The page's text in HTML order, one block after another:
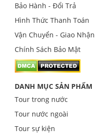
Bảo Hành - Đổi Trả
Hình Thức Thanh Toán
Vận Chuyển - Giao Nhận
Chính Sách Bảo Mật
DANH MỤC SẢN PHẨM
Tour trong nước
Tour nước ngoài
Tour sự kiện